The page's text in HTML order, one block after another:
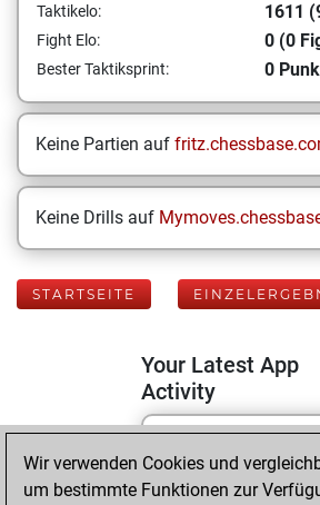
Taktikelo: 1611
Fight Elo: 0 (0
Bester Taktiksprint: 0
Keine Partien auf
Keine Drills auf
STARTSEITE
Your Latest App
Activity
Samstag, April
2026
Wir verwenden Cookies und
um bestimmte Funktionen zur